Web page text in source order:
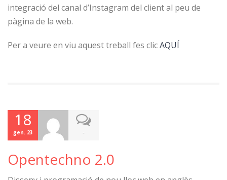
integració del canal d’Instagram del client al peu de
pàgina de la web.
Per a veure en viu aquest treball fes clicAQUÍ
18
gen. 23 -
Opentechno 2.0